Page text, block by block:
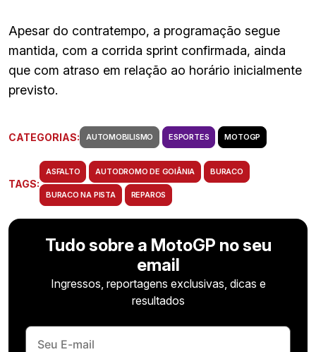
Apesar do contratempo, a programação segue
mantida, com a corrida sprint confirmada, ainda
que com atraso em relação ao horário inicialmente
previsto.
CATEGORIAS: AUTOMOBILISMO ESPORTES MOTOGP
TAGS:
ASFALTO AUTODROMO DE GOIÂNIA BURACO
BURACO NA PISTA REPAROS
Tudo sobre a MotoGP no seu
email
Ingressos, reportagens exclusivas, dicas e
resultados